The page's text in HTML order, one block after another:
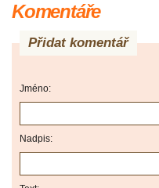
Komentáře
Přidat komentář
Jméno:
Nadpis: